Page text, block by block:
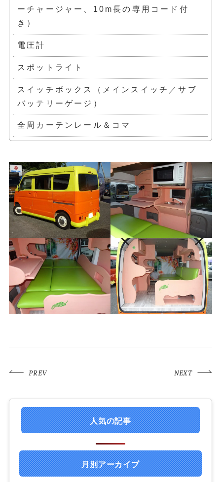
ーチャージャー、10m長の専用コード付
き）
電圧計
スポットライト
スイッチボックス（メインスイッチ／サブ
バッテリーゲージ）
全周カーテンレール＆コマ
NEXT
PREV
人気の記事
月別アーカイブ